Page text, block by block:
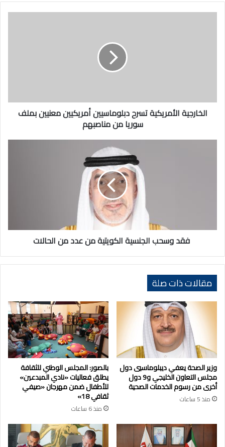
من
مناصبهم
الخارجية الأمريكية تسرح دبلوماسيين أمريكيين معنيين بملف
سوريا من مناصبهم
فقد وسحب الجنسية الكويتية من عدد من الحالات
مقالات ذات صلة
وزير الصحة يعفي ديبلوماسيي دول
مجلس التعاون الخليجي و9 دول
أخرى من رسوم الخدمات الصحية
منذ 5 ساعات
بالصور: المجلس الوطني للثقافة
يطلق فعاليات «نادي المبدعين»
للأطفال ضمن مهرجان «صيفي
ثقافي 18»
منذ 6 ساعات